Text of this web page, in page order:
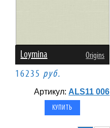
Loymina Origins
16235 руб.
Артикул: ALS11 006